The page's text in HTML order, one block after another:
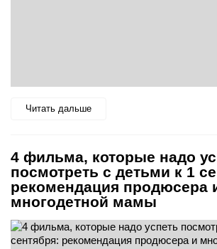
Читать дальше
4 фильма, которые надо
посмотреть с детьми к 1
рекомендация продюсера
многодетной мамы